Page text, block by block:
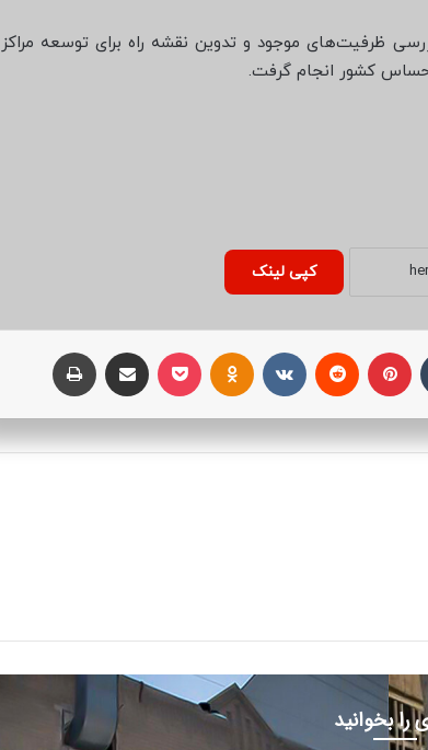
ظرفیت‌های موجود و تدوین نقشه راه برای توسعه مراکز
کشور انجام گرفت.
کپی لینک
را بخوانید